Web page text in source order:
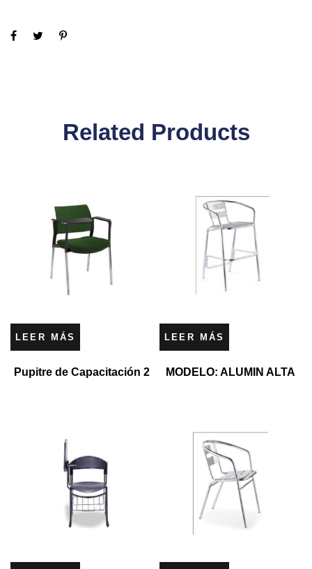
Related Products
LEER MÁS
Pupitre de Capacitación 2
LEER MÁS
MODELO: ALUMIN ALTA